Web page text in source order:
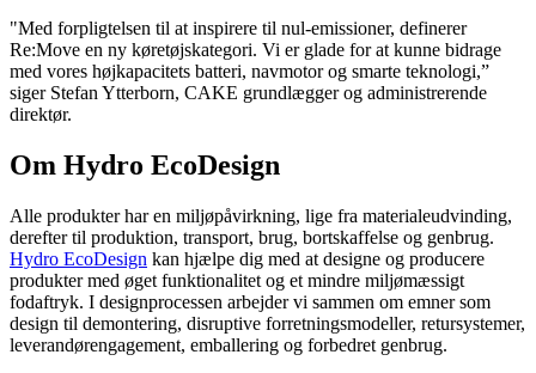
"Med forpligtelsen til at inspirere til nul-emissioner, definerer
Re:Move en ny køretøjskategori. Vi er glade for at kunne bidrage
med vores højkapacitets batteri, navmotor og smarte teknologi,”
siger Stefan Ytterborn, CAKE grundlægger og administrerende
direktør.
Om Hydro EcoDesign
Alle produkter har en miljøpåvirkning, lige fra materialeudvinding,
derefter til produktion, transport, brug, bortskaffelse og genbrug.
Hydro EcoDesign kan hjælpe dig med at designe og producere
produkter med øget funktionalitet og et mindre miljømæssigt
fodaftryk. I designprocessen arbejder vi sammen om emner som
design til demontering, disruptive forretningsmodeller, retursystemer,
leverandørengagement, emballering og forbedret genbrug.